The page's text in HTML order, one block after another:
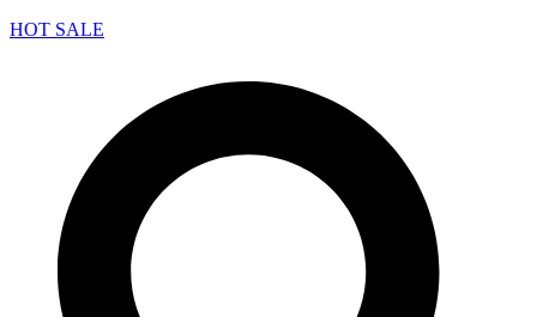
HOT SALE